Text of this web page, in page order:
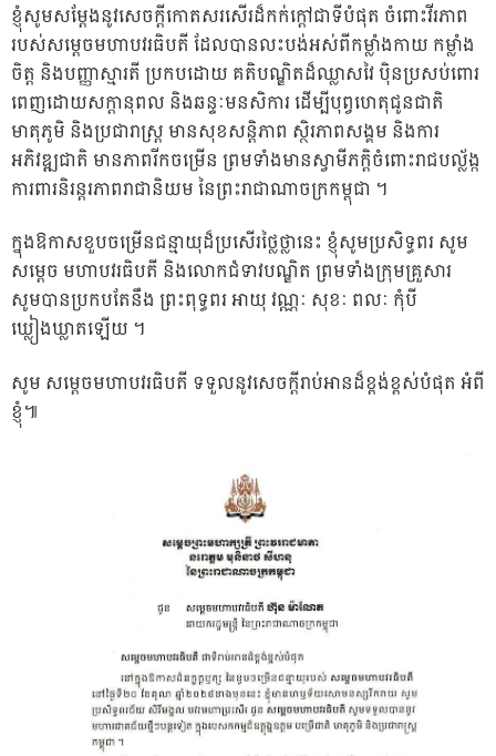
ខ្ញុំសូមសម្តែងនូវសេចក្ដីកោតសរសើរដ៏កក់ក្តៅជាទីបំផុត ចំពោះវីរភាព
របស់សម្តេចមហាបវរធិបតី ដែលបានលះបង់អស់ពីកម្លាំងកាយ កម្លាំង
ចិត្ត និងបញ្ញាស្មារតី ប្រកបដោយ គតិបណ្ឌិតដ៏ឈ្លាសវៃ ប៉ិនប្រសប់ពោរ
ពេញដោយសក្តានុពល និងឆន្ទៈមនសិការ ដើម្បីបុព្វហេតុជូនជាតិ
មាតុភូមិ និងប្រជារាស្ត្រ មានសុខសន្តិភាព ស្ថិរភាពសង្គម និងការ
អភិវឌ្ឍជាតិ មានភាពរីកចម្រើន ព្រមទាំងមានស្វាមីភក្តិចំពោះរាជបល្ល័ង្ក
ការពារនិរន្តរភាពរាជានិយម នៃព្រះរាជាណាចក្រកម្ពុជា ។
ក្នុងឱកាសខួបចម្រើនជន្មាយុដ៏ប្រសើរថ្លៃថ្លានេះ ខ្ញុំសូមប្រសិទ្ធពរ សូម
សម្តេច មហាបវរធិបតី និងលោកជំទាវបណ្ឌិត ព្រមទាំងក្រុមគ្រួសារ
សូមបានប្រកបតែនឹង ព្រះពុទ្ធពរ អាយុ វណ្ណៈ សុខៈ ពលៈ កុំបី
ឃ្លៀងឃ្លាតឡើយ ។
សូម សម្តេចមហាបវរធិបតី ទទួលនូវសេចក្ដីរាប់អានដ៏ខ្ពង់ខ្ពស់បំផុត អំពី
ខ្ញុំ៕